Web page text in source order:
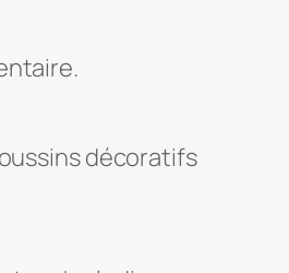
décoratifs